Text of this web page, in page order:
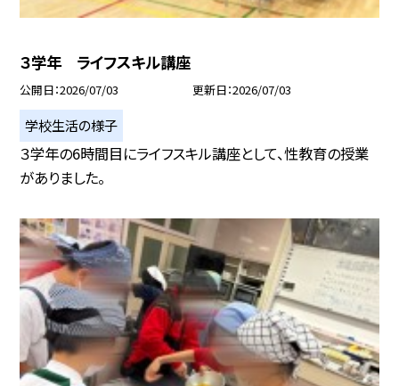
３学年 ライフスキル講座
公開日 2026/07/03 更新日 2026/07/03
学校生活の様子
３学年の6時間目にライフスキル講座として、性教育の授業
がありました。